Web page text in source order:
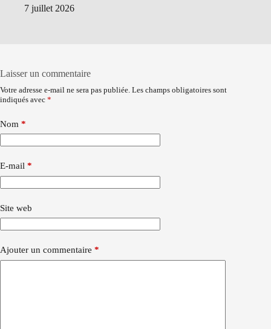
7 juillet 2026
Laisser un commentaire
Votre adresse e-mail ne sera pas publiée. Les champs obligatoires sont
indiqués avec *
Nom *
E-mail *
Site web
Ajouter un commentaire *